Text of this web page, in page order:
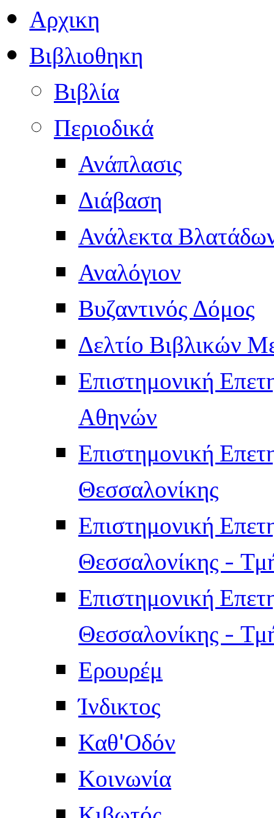
Αρχικη
Βιβλιοθηκη
Βιβλία
Περιοδικά
Ανάπλασις
Διάβαση
Ανάλεκτα
Αναλόγιον
Βυζαντινός Δόμος
Δελτίο Βιβλικών
Επιστημονική
Αθηνών
Επιστημονική
Θεσσαλονίκης
Επιστημονική
Θεσσαλονίκης -
Επιστημονική
Θεσσαλονίκης -
Ερουρέμ
Ίνδικτος
Καθ'Οδόν
Κοινωνία